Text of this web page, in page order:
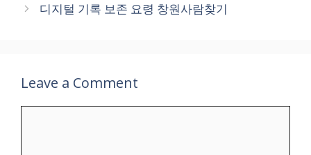
디지털 기록 보존 요령 창원사람찾기
Leave a Comment